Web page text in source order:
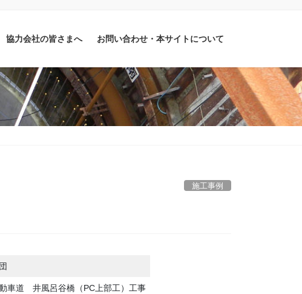
協力会社の皆さまへ お問い合わせ・本サイトについて
施工事例
車道 井風呂谷橋（PC上部工）工事